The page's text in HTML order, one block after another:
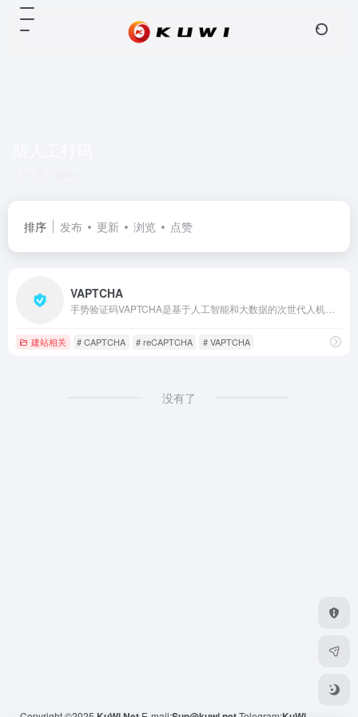
排序 发布 更新 浏览 点赞
VAPTCHA
建站相关 # CAPTCHA # reCAPTCHA # VAPTCHA
没有了